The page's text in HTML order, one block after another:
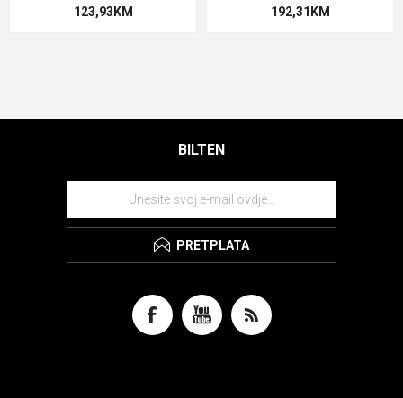
123,93KM 192,31KM
BILTEN
PRETPLATA